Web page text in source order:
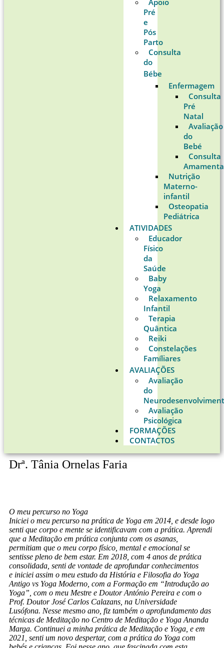
Apoio
Pré
e
Pós
Parto
Consulta
do
Bébe
Enfermagem
Consulta
Pré
Natal
Avaliação
do
Bebé
Consulta
Nutrição
Materno-
infantil
Osteopatia
Pediátrica
ATIVIDADES
Educador
Físico
da
Saúde
Baby
Yoga
Relaxamento
Infantil
Terapia
Quântica
Reiki
Constelações
Famíliares
AVALIAÇÕES
Avaliação
do
Avaliação
Psicológica
FORMAÇÕES
CONTACTOS
Drª. Tânia Ornelas Faria
O meu percurso no Yoga
Iniciei o meu percurso na prática de Yoga em 2014, e desde logo
senti que corpo e mente se identificavam com a prática. Aprendi
que a Meditação em prática conjunta com os asanas,
permitiam que o meu corpo físico, mental e emocional se
sentisse pleno de bem estar. Em 2018, com 4 anos de prática
consolidada, senti de vontade de aprofundar conhecimentos
e iniciei assim o meu estudo da História e Filosofia do Yoga
Antigo vs Yoga Moderno, com a Formação em “Introdução ao
Yoga”, com o meu Mestre e Doutor António Pereira e com o
Prof. Doutor José Carlos Calazans, na Universidade
Lusófona. Nesse mesmo ano, fiz também o aprofundamento das
técnicas de Meditação no Centro de Meditação e Yoga Ananda
Marga. Continuei a minha prática de Meditação e Yoga, e em
2021, senti um novo despertar, com a prática do Yoga com